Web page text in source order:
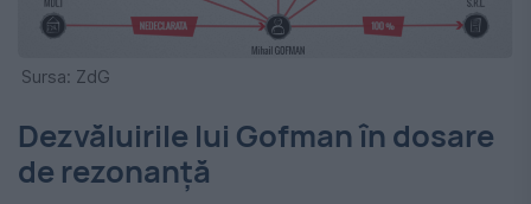
Sursa: ZdG
Dezvăluirile lui Gofman în dosare
de rezonanță